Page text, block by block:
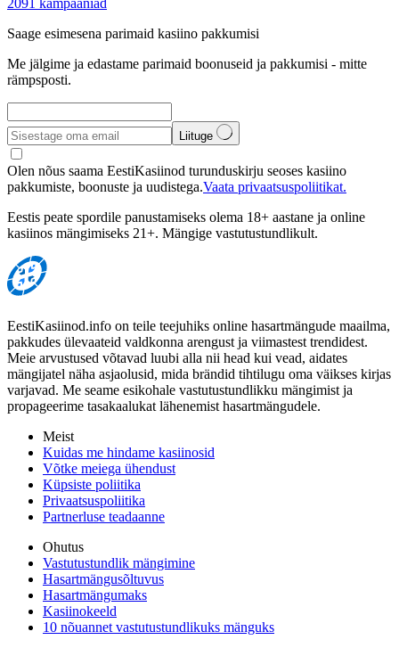
Saage esimesena parimaid kasiino pakkumisi
Me jälgime ja edastame parimaid boonuseid ja pakkumisi - mitte
rämpsposti.
Liituge
Olen nõus saama EestiKasiinod turunduskirju seoses kasiino
pakkumiste, boonuste ja uudistega.Vaata privaatsuspoliitikat.
Eestis peate spordile panustamiseks olema 18+ aastane ja online
kasiinos mängimiseks 21+. Mängige vastutustundlikult.
EestiKasiinod.info on teile teejuhiks online hasartmängude maailma,
pakkudes ülevaateid valdkonna arengust ja viimastest trendidest.
Meie arvustused võtavad luubi alla nii head kui vead, aidates
mängijatel näha asjaolusid, mida brändid tihtilugu oma väikses kirjas
varjavad. Me seame esikohale vastutustundlikku mängimist ja
propageerime tasakaalukat lähenemist hasartmängudele.
Meist
Kuidas me hindame kasiinosid
Võtke meiega ühendust
Küpsiste poliitika
Privaatsuspoliitika
Partnerluse teadaanne
Ohutus
Vastutustundlik mängimine
Hasartmängusõltuvus
Hasartmängumaks
Kasiinokeeld
10 nõuannet vastutustundlikuks mänguks